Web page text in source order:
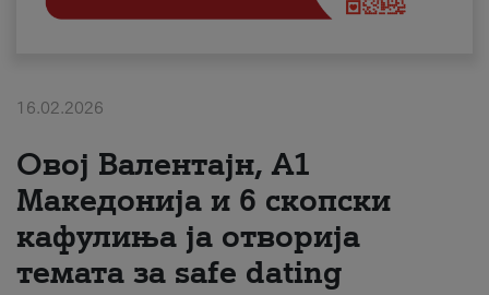
Плати сметка
#ПодобарОнлајн
16.02.2026
Овој Валентајн, A1
Македонија и 6 скопски
кафулиња ја отворија
темата за safe dating